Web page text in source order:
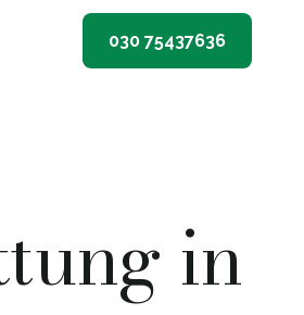
030 75437636
in